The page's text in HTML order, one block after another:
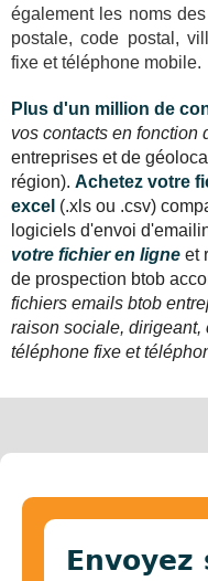
également les noms
postale, code postal,
fixe et téléphone mobile.
Plus d'un million de
vos contacts en fonction
entreprises et de
région). Achetez votre
excel (.xls ou .csv)
logiciels d'envoi
votre fichier en ligne et
de prospection btob
fichiers emails btob
raison sociale, dirigeant,
téléphone fixe et